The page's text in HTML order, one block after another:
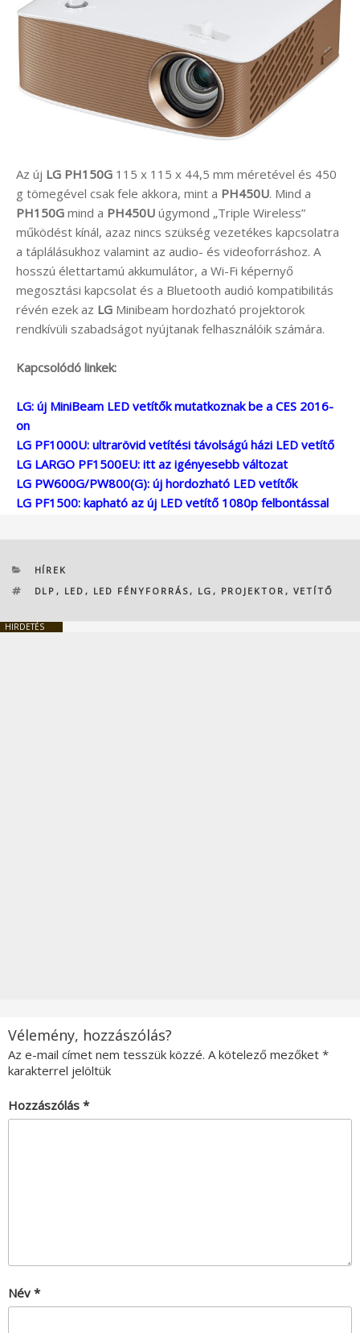
Az új LG PH150G 115 x 115 x 44,5 mm méretével és 450
g tömegével csak fele akkora, mint a PH450U. Mind a
PH150G mind a PH450U úgymond „Triple Wireless”
működést kínál, azaz nincs szükség vezetékes kapcsolatra
a táplálásukhoz valamint az audio- és videoforráshoz. A
hosszú élettartamú akkumulátor, a Wi-Fi képernyő
megosztási kapcsolat és a Bluetooth audió kompatibilitás
révén ezek az LG Minibeam hordozható projektorok
rendkívüli szabadságot nyújtanak felhasználóik számára.
Kapcsolódó linkek:
LG: új MiniBeam LED vetítők mutatkoznak be a CES 2016-
on
LG PF1000U: ultrarövid vetítési távolságú házi LED vetítő
LG LARGO PF1500EU: itt az igényesebb változat
LG PW600G/PW800(G): új hordozható LED vetítők
LG PF1500: kapható az új LED vetítő 1080p felbontással
KATEGÓRIÁK
HÍREK
CÍMKÉK
DLP , LED , LED FÉNYFORRÁS , LG , PROJEKTOR , VETÍTŐ
HIRDETÉS
Vélemény, hozzászólás?
Az e-mail címet nem tesszük közzé. A kötelező mezőket *
karakterrel jelöltük
Hozzászólás *
Név *